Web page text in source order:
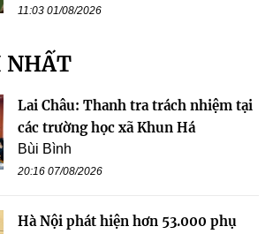
11:03 01/08/2026
NHẤT
Lai Châu: Thanh tra trách nhiệm tại
các trường học xã Khun Há
Bùi Bình
20:16 07/08/2026
Hà Nội phát hiện hơn 53.000 phụ